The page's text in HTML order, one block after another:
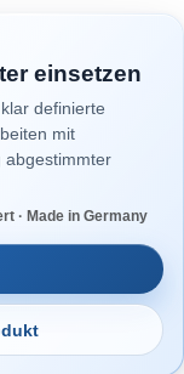
einsetzen
definierte
mit
abgestimmter
· Made in Germany